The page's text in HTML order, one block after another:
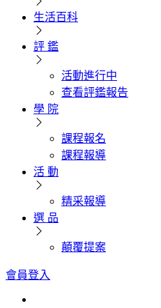
生活百科
評 鑑
活動進行中
查看評鑑報告
學 院
課程報名
課程報導
活 動
精采報導
選 品
顛覆提案
會員登入